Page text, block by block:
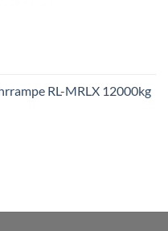
RL-MRLX 12000kg